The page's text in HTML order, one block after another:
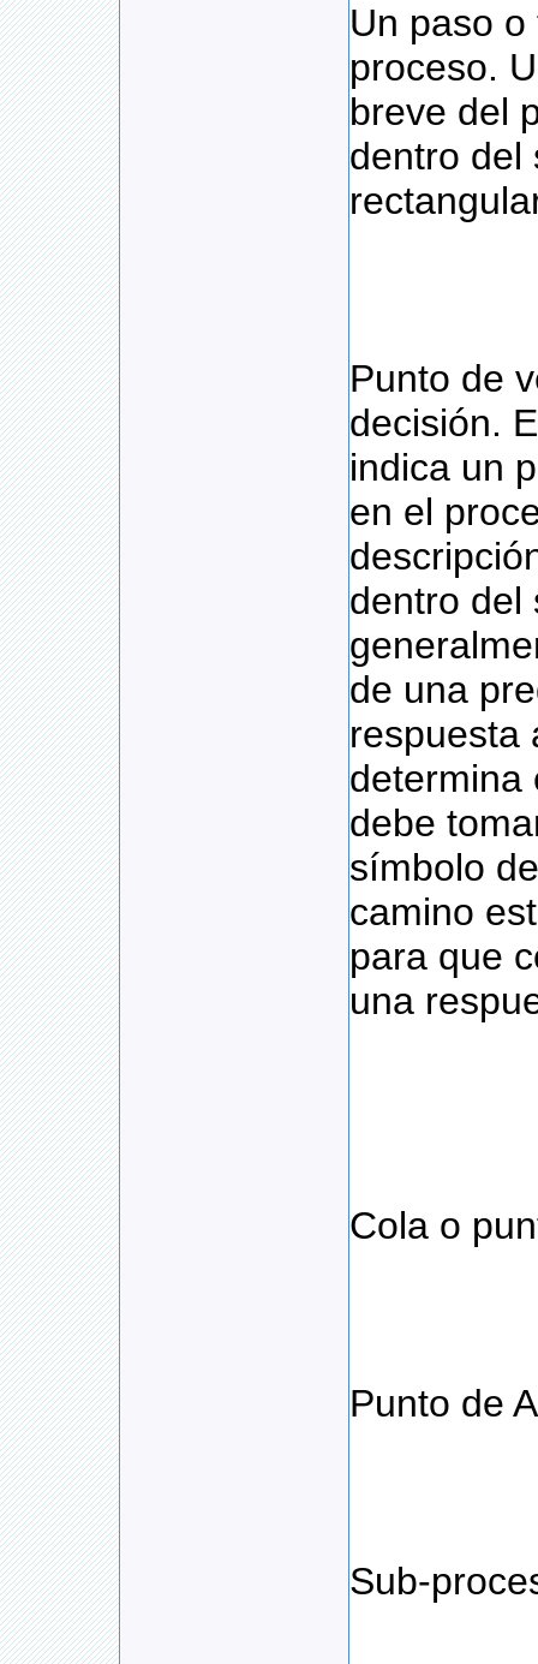
Un paso
proceso.
breve del
dentro del
Punto de
decisión.
indica un
en el
dentro del
de una
respuesta
determina
debe
símbolo
camino
para que
una
Cola o
Punto de
Sub-